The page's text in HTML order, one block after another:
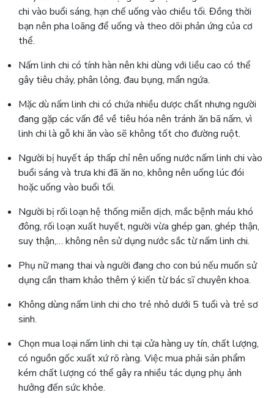
chi vào buổi sáng, hạn chế uống vào chiều tối. Đồng thời
bạn nên pha loãng để uống và theo dõi phản ứng của cơ
thể.
Nấm linh chi có tính hàn nên khi dùng với liều cao có thể
gây tiêu chảy, phân lỏng, đau bụng, mẩn ngứa.
Mặc dù nấm linh chi có chứa nhiều dược chất nhưng người
đang gặp các vấn đề về tiêu hóa nên tránh ăn bã nấm, vì
linh chi là gỗ khi ăn vào sẽ không tốt cho đường ruột.
Người bị huyết áp thấp chỉ nên uống nước nấm linh chi vào
buổi sáng và trưa khi đã ăn no, không nên uống lúc đói
hoặc uống vào buổi tối.
Người bị rối loạn hệ thống miễn dịch, mắc bệnh máu khó
đông, rối loạn xuất huyết, người vừa ghép gan, ghép thận,
suy thận,… không nên sử dụng nước sắc từ nấm linh chi.
Phụ nữ mang thai và người đang cho con bú nếu muốn sử
dụng cần tham khảo thêm ý kiến từ bác sĩ chuyên khoa.
Không dùng nấm linh chi cho trẻ nhỏ dưới 5 tuổi và trẻ sơ
sinh.
Chọn mua loại nấm linh chi tại cửa hàng uy tín, chất lượng,
có nguồn gốc xuất xứ rõ ràng. Việc mua phải sản phẩm
kém chất lượng có thể gây ra nhiều tác dụng phụ ảnh
hưởng đến sức khỏe.